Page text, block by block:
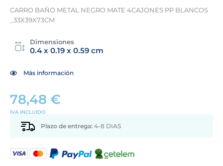
CARRO BAÑO METAL NEGRO MATE 4CAJONES PP BLANCOS
_33X39X73CM
Dimensiones
0.4 x 0.19 x 0.59 cm
Más información
78,48 €
IVA INCLUIDO
Plazo de entrega: 4-8 DIAS